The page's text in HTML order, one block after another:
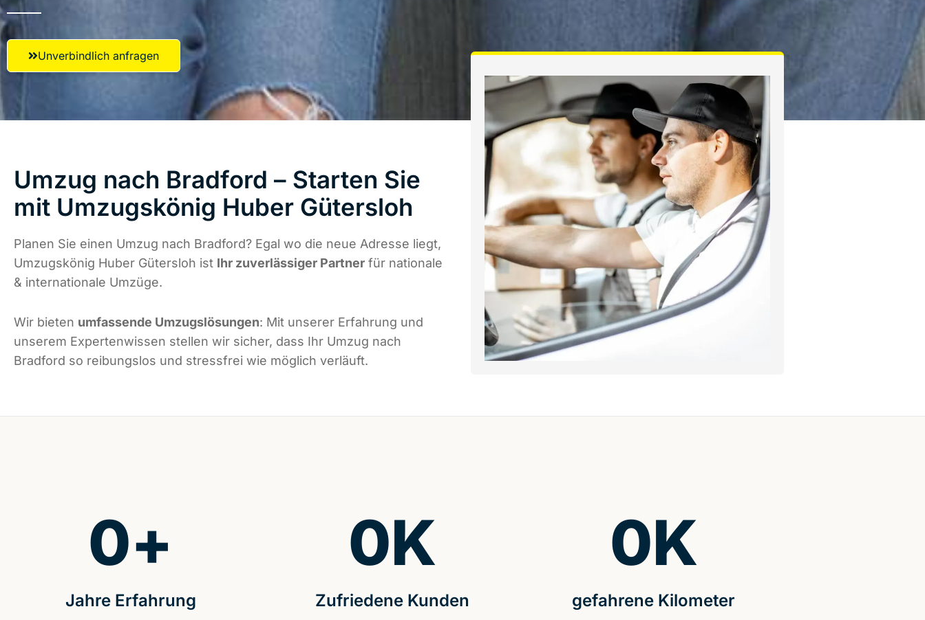
Unverbindlich anfragen
Umzug nach Bradford – Starten Sie
mit Umzugskönig Huber Gütersloh
Planen Sie einen Umzug nach Bradford? Egal wo die neue Adresse liegt,
Umzugskönig Huber Gütersloh ist Ihr zuverlässiger Partner für nationale
& internationale Umzüge.
Wir bieten umfassende Umzugslösungen: Mit unserer Erfahrung und
unserem Expertenwissen stellen wir sicher, dass Ihr Umzug nach
Bradford so reibungslos und stressfrei wie möglich verläuft.
Jahre Erfahrung
0+
Zufriedene Kunden
0K
gefahrene Kilometer
0K